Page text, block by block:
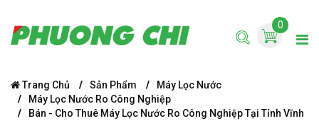
0
Trang Chủ Sản Phẩm
Máy Lọc Nước
Máy Lọc Nước Ro Công Nghiệp
Bán - Cho Thuê Máy Lọc Nước Ro Công Nghiệp Tại Tỉnh Vĩnh